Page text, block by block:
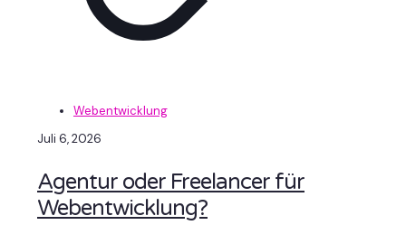
Webentwicklung
Juli 6, 2026
Agentur oder Freelancer für
Webentwicklung?